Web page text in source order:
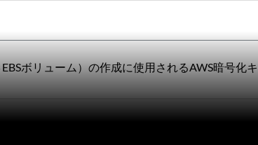
ボリューム）の作成に使用されるAWS暗号